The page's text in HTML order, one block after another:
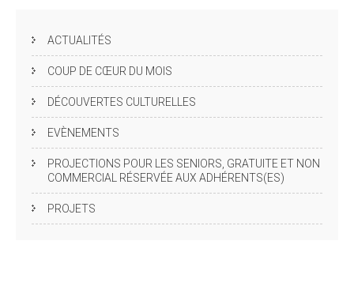
ACTUALITÉS
COUP DE CŒUR DU MOIS
DÉCOUVERTES CULTURELLES
EVÈNEMENTS
PROJECTIONS POUR LES SENIORS, GRATUITE ET NON
COMMERCIAL RÉSERVÉE AUX ADHÉRENTS(ES)
PROJETS